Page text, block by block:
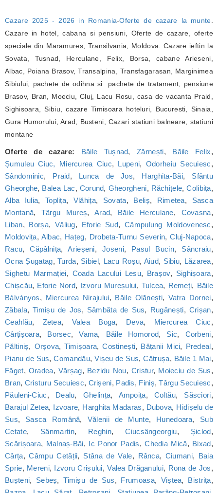
Cazare 2025 - 2026 in Romania-Oferte de cazare la munte
Cazare in hotel, cabana si pensiuni, Oferte de cazare, oferte
speciale din Maramures, Transilvania, Moldova. Cazare ieftin la
Sovata, Tusnad, Herculane, Felix, Borsa, cabane Arieseni,
Albac, Poiana Brasov, Transalpina, Transfagarasan, Marginimea
Sibiului, pachete de odihna si pachete de tratament, pensiune
Brasov, Bran, Moeciu, Cluj, Lacu Rosu, casa de vacanta Praid,
Sighisoara, Sibiu, cazare Timisoara hoteluri, Bucuresti, Sinaia,
Gura Humorului, Arad, Busteni, Cazari statiuni balneare, statiuni
montane
Oferte de cazare: Băile Tușnad,Zărnești, Băile Felix,
Șumuleu Ciuc, Miercurea Ciuc, Lupeni, Odorheiu Secuiesc,
Sândominic, Praid, Lunca de Jos, Harghita-Băi, Sfântu
Gheorghe, Balea Lac, Corund, Gheorgheni, Răchițele,Colibița,
Alba Iulia, Toplița, Vlăhița, Sovata, Beliș, Rimetea, Sasca
Montană, Târgu Mureș,Arad, Băile Herculane, Covasna,
Liban, Borșa, Văliug, Eforie Sud,Câmpulung Moldovenesc,
Moldovița, Albac, Hațeg, Drobeta-Turnu Severin,Cluj-Napoca,
Racu,Căpâlnița,Arieșeni,Joseni, Pasul Bucin, Sâncraiu,
Ocna Șugatag,Turda, Sibiel, Lacu Roșu, Aiud, Sibiu, Lăzarea,
Sighetu Marmației, Coada Lacului Lesu, Brașov, Sighișoara,
Chișcău, Eforie Nord, Izvoru Mureșului, Tulcea, Remeți, Băile
Bálványos, Miercurea Nirajului, Băile Olănești, Vatra Dornei,
Zăbala,Timișu de Jos, Sâmbăta de Sus, Rugănești, Crișan,
Ceahlău, Zetea, Valea Boga, Deva, Miercurea Ciuc,
Cârțișoara, Borsec,Vama, Băile Homorod, Sic, Corbeni,
Păltiniș, Orșova,Timișoara,Costinești, Bățanii Mici, Predeal,
Pianu de Sus,Comandău, Vișeu de Sus,Cătrușa, Băile 1 Mai,
Făget, Oradea, Vărșag, Bezidu Nou, Cristur, Moieciu de Sus,
Bran, Cristuru Secuiesc, Crișeni, Padis, Finiș,Târgu Secuiesc,
Păuleni-Ciuc, Dealu, Ghelința, Ampoița,Coltău, Săsciori,
Barajul Zetea, Izvoare, Harghita Madaras, Dubova, Hidișelu de
Sus, Sasca Română, Vălenii de Munte, Hunedoara, Sub
Cetate, Sânmartin, Reghin,Ciucsângeorgiu, Șiclod,
Scărișoara, Malnaș-Băi, Ic Ponor Padis,Chedia Mică, Bixad,
Cârța,Câmpu Cetății, Stâna de Vale, Rânca, Ciumani, Baia
Sprie, Mereni, Izvoru Crișului,Valea Drăganului, Rona de Jos,
Bușteni, Sebeș,Timișu de Sus, Frumoasa, Viștea, Bistrița,